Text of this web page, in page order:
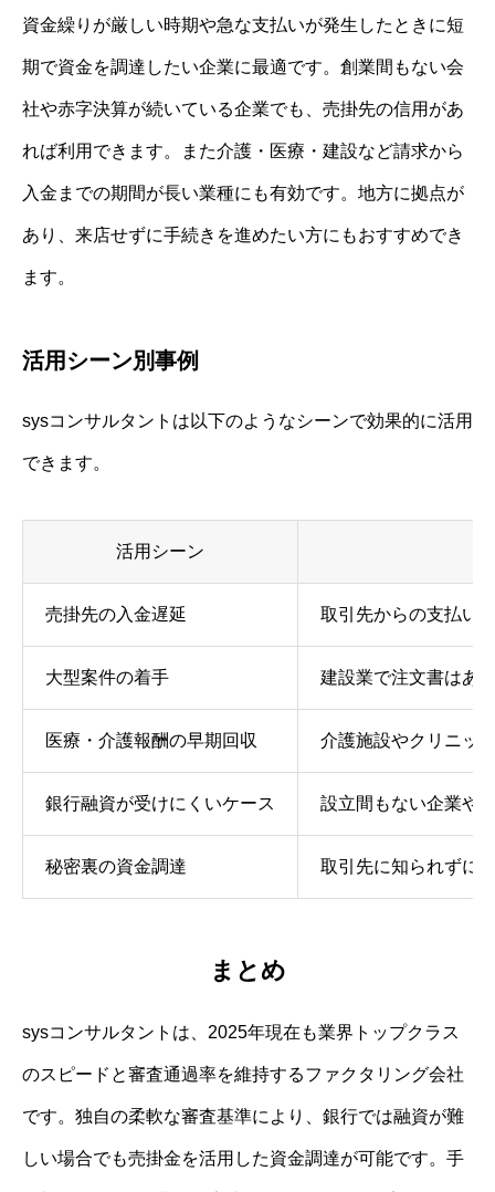
資金繰りが厳しい時期や急な支払いが発生したときに短
期で資金を調達したい企業に最適です。創業間もない会
社や赤字決算が続いている企業でも、売掛先の信用があ
れば利用できます。また介護・医療・建設など請求から
入金までの期間が長い業種にも有効です。地方に拠点が
あり、来店せずに手続きを進めたい方にもおすすめでき
ます。
活用シーン別事例
sysコンサルタントは以下のようなシーンで効果的に活用
できます。
活用シーン
売掛先の入金遅延 取引先からの支払い
大型案件の着手 建設業で注文書はあ
医療・介護報酬の早期回収 介護施設やクリニッ
銀行融資が受けにくいケース 設立間もない企業や
秘密裏の資金調達 取引先に知られずに
まとめ
sysコンサルタントは、2025年現在も業界トップクラス
のスピードと審査通過率を維持するファクタリング会社
です。独自の柔軟な審査基準により、銀行では融資が難
しい場合でも売掛金を活用した資金調達が可能です。手